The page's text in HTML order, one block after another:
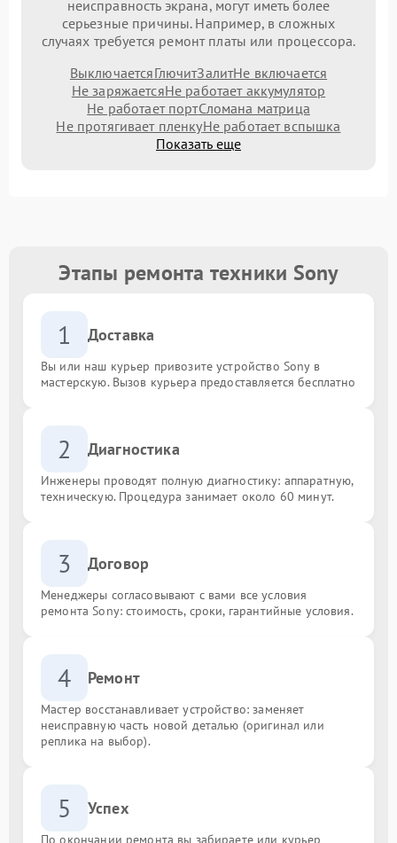
неисправность экрана, могут иметь более
серьезные причины. Например, в сложных
случаях требуется ремонт платы или процессора.
ВыключаетсяГлючитЗалитНе включается
Не заряжаетсяНе работает аккумулятор
Не работает портСломана матрица
Не протягивает пленкуНе работает вспышка
Показать еще
Этапы ремонта техники Sony
1 Доставка
Вы или наш курьер привозите устройство Sony в
мастерскую. Вызов курьера предоставляется бесплатно
2 Диагностика
Инженеры проводят полную диагностику: аппаратную,
техническую. Процедура занимает около 60 минут.
3 Договор
Менеджеры согласовывают с вами все условия
ремонта Sony: стоимость, сроки, гарантийные условия.
4 Ремонт
Мастер восстанавливает устройство: заменяет
неисправную часть новой деталью (оригинал или
реплика на выбор).
5 Успех
По окончании ремонта вы забираете или курьер